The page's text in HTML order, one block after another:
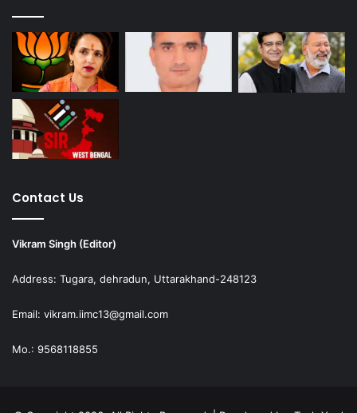
Contact Us
Vikram Singh (Editor)
Address: Tugara, dehradun, Uttarakhand-248123
Email: vikram.iimc13@gmail.com
Mo.: 9568118855